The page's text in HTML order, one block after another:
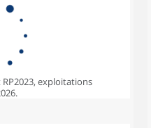
RP2023, exploitations